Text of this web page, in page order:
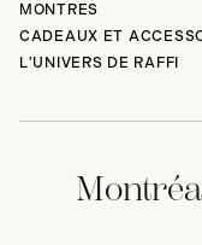
MONTRES
CADEAUX ET
L'UNIVERS DE RAFFI